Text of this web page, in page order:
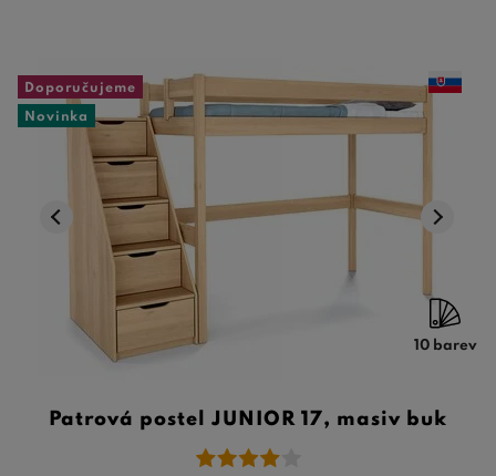
Doporučujeme
Novinka
10 barev
Patrová postel JUNIOR 17, masiv buk